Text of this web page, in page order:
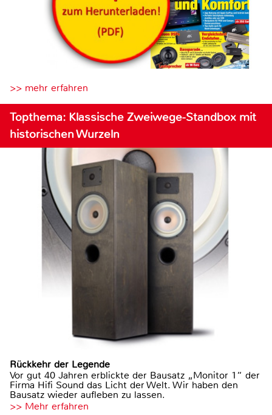
>> mehr erfahren
Topthema: Klassische Zweiwege-Standbox mit
historischen Wurzeln
Rückkehr der Legende
Vor gut 40 Jahren erblickte der Bausatz „Monitor 1“ der
Firma Hifi Sound das Licht der Welt. Wir haben den
Bausatz wieder aufleben zu lassen.
>> Mehr erfahren